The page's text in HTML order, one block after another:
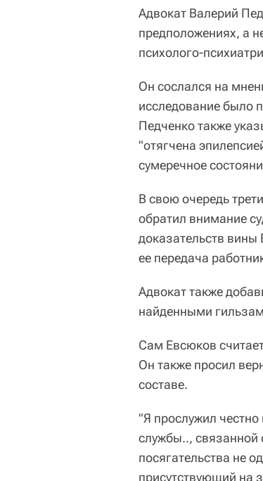
Адвокат Валерий
предположениях, а
психолого-
Он сослался на
исследование было
Педченко также
"отягчена
сумеречное
В свою очередь
обратил внимание
доказательств вины
ее передача
Адвокат также
найденными
Сам Евсюков
Он также просил
составе.
"Я прослужил
службы.., связанной
посягательства не
присутствующий на